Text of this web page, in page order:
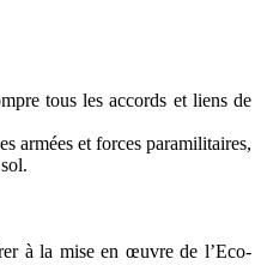
tous les accords et liens de
armées et forces paramilitaires,
à la mise en œuvre de l’Eco-